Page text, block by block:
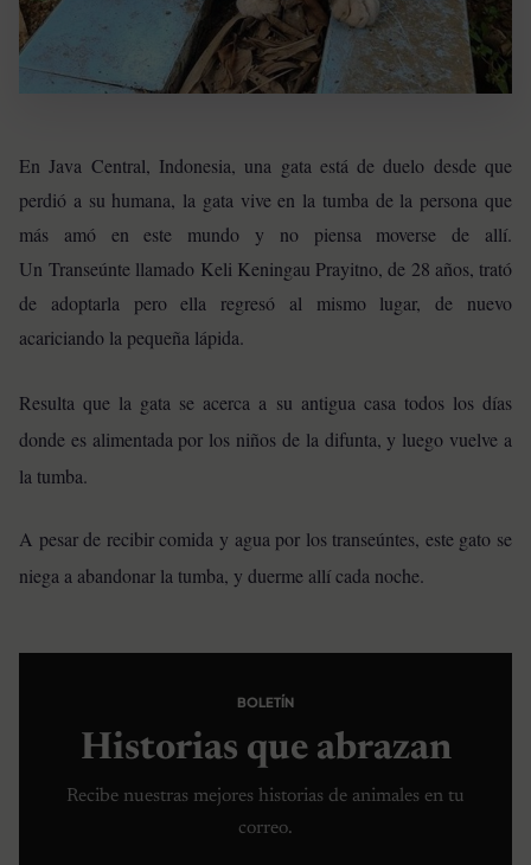
En Java Central, Indonesia, una gata está de duelo desde que
perdió a su humana, la gata vive en la tumba de la persona que
más amó en este mundo y no piensa moverse de allí.
Un Transeúnte llamado Keli Keningau Prayitno, de 28 años, trató
de adoptarla pero ella regresó al mismo lugar, de nuevo
acariciando la pequeña lápida.
Resulta que la gata se acerca a su antigua casa todos los días
donde es alimentada por los niños de la difunta, y luego vuelve a
la tumba.
A pesar de recibir comida y agua por los transeúntes, este gato se
niega a abandonar la tumba, y duerme allí cada noche.
BOLETÍN
Historias que abrazan
Recibe nuestras mejores historias de animales en tu
correo.